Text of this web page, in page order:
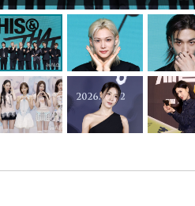
가 책임지고 치유"